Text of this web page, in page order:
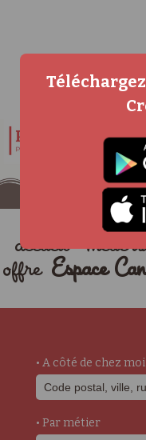
accueil métiers
offre Espace
• A côté de chez moi
• Par métier